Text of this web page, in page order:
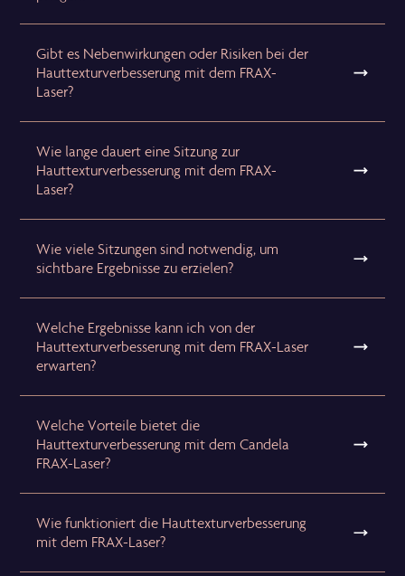
Gibt es Nebenwirkungen oder Risiken bei der
Hauttexturverbesserung mit dem FRAX-
Laser?
Wie lange dauert eine Sitzung zur
Hauttexturverbesserung mit dem FRAX-
Laser?
Wie viele Sitzungen sind notwendig, um
sichtbare Ergebnisse zu erzielen?
Welche Ergebnisse kann ich von der
Hauttexturverbesserung mit dem FRAX-Laser
erwarten?
Welche Vorteile bietet die
Hauttexturverbesserung mit dem Candela
FRAX-Laser?
Wie funktioniert die Hauttexturverbesserung
mit dem FRAX-Laser?